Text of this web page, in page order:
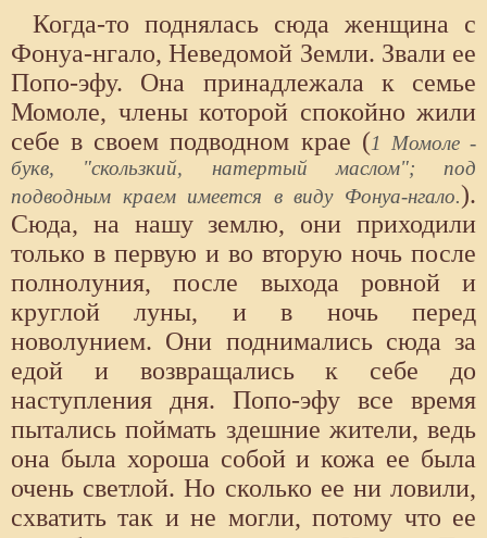
Когда-то поднялась сюда женщина с
Фонуа-нгало, Неведомой Земли. Звали ее
Попо-эфу. Она принадлежала к семье
Момоле, члены которой спокойно жили
себе в своем подводном крае (1 Момоле -
букв, "скользкий, натертый маслом"; под
подводным краем имеется в виду Фонуа-нгало.).
Сюда, на нашу землю, они приходили
только в первую и во вторую ночь после
полнолуния, после выхода ровной и
круглой луны, и в ночь перед
новолунием. Они поднимались сюда за
едой и возвращались к себе до
наступления дня. Попо-эфу все время
пытались поймать здешние жители, ведь
она была хороша собой и кожа ее была
очень светлой. Но сколько ее ни ловили,
схватить так и не могли, потому что ее